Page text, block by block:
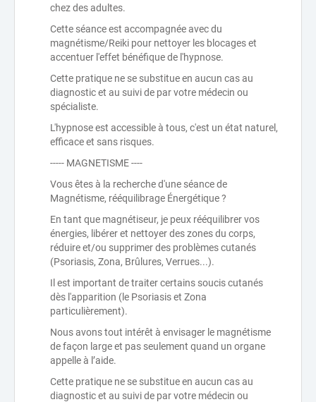
chez des adultes.
Cette séance est accompagnée avec du
magnétisme/Reiki pour nettoyer les blocages et
accentuer l'effet bénéfique de l'hypnose.
Cette pratique ne se substitue en aucun cas au
diagnostic et au suivi de par votre médecin ou
spécialiste.
L'hypnose est accessible à tous, c'est un état naturel,
efficace et sans risques.
----- MAGNETISME ----
Vous êtes à la recherche d'une séance de
Magnétisme, rééquilibrage Énergétique ?
En tant que magnétiseur, je peux rééquilibrer vos
énergies, libérer et nettoyer des zones du corps,
réduire et/ou supprimer des problèmes cutanés
(Psoriasis, Zona, Brûlures, Verrues...).
Il est important de traiter certains soucis cutanés
dès l'apparition (le Psoriasis et Zona
particulièrement).
Nous avons tout intérêt à envisager le magnétisme
de façon large et pas seulement quand un organe
appelle à l’aide.
Cette pratique ne se substitue en aucun cas au
diagnostic et au suivi de par votre médecin ou